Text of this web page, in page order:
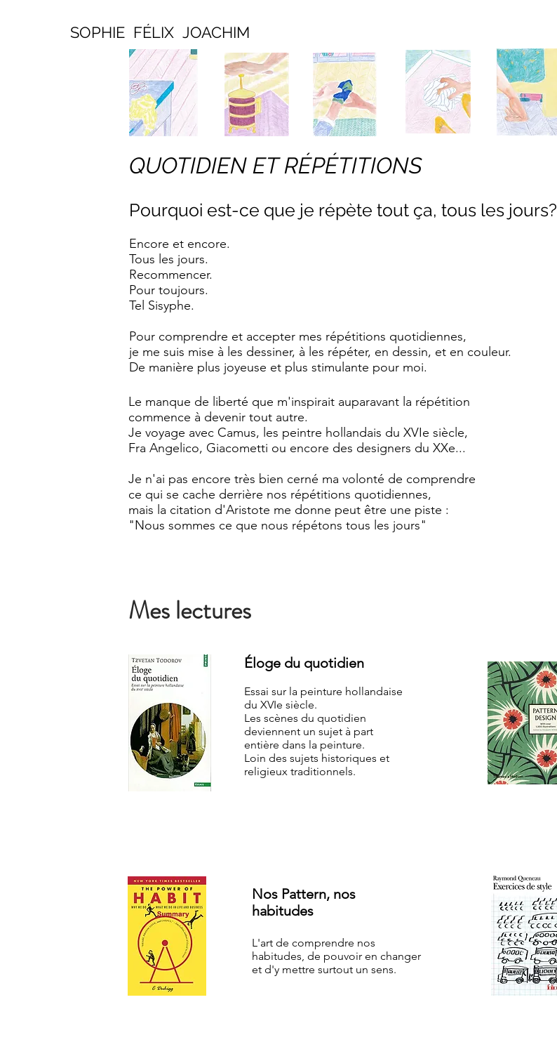
SOPHIE FÉLIX JOACHIM
Le manque de liberté que m'inspirait auparavant la répétition
commence à devenir tout autre.
Je voyage avec Camus, les peintre hollandais du XVIe siècle,
Fra Angelico, Giacometti ou encore des designers du XXe...
Je n'ai pas encore très bien cerné ma volonté de comprendre
ce qui se cache derrière nos répétitions quotidiennes,
mais la citation d'Aristote me donne peut être une piste :
"Nous sommes ce que nous répétons tous les jours"
QUOTIDIEN ET RÉPÉTITIONS
Pourquoi est-ce que je répète tout ça, tous les jours?
Encore et encore.
Tous les jours.
Recommencer.
Pour toujours.
Tel Sisyphe.
Pour comprendre et accepter mes répétitions quotidiennes,
je me suis mise à les dessiner, à les répéter, en dessin, et en couleur.
De manière plus joyeuse et plus stimulante pour moi.
Mes lectures
Éloge du quotidien
Essai sur la peinture hollandaise
du XVIe siècle.
Les scènes du quotidien
deviennent un sujet à part
entière dans la peinture.
Loin des sujets historiques et
religieux traditionnels.
Nos Pattern, nos
habitudes
L'art de comprendre nos
habitudes, de pouvoir en changer
et d'y mettre surtout un sens.